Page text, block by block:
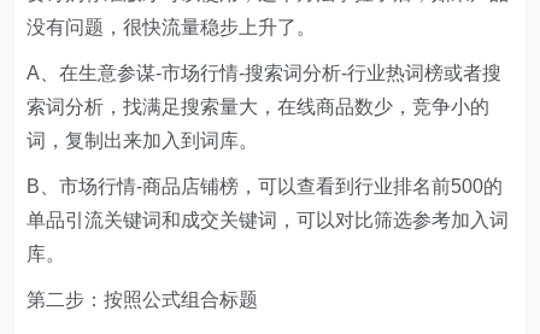
没有问题，很快流量稳步上升了。
A、在生意参谋-市场行情-搜索词分析-行业热词榜或者搜
索词分析，找满足搜索量大，在线商品数少，竞争小的
词，复制出来加入到词库。
B、市场行情-商品店铺榜，可以查看到行业排名前500的
单品引流关键词和成交关键词，可以对比筛选参考加入词
库。
第二步：按照公式组合标题